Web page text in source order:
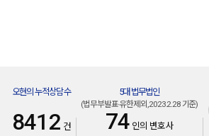
오현의 누적상담수
8412 건
5대 법무법인
(법무부발표·유한제외, 2023.2.28 기준)
74 인의 변호사